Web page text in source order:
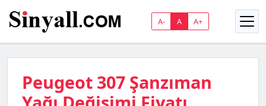
A- A A+
Peugeot 307 Şanzıman